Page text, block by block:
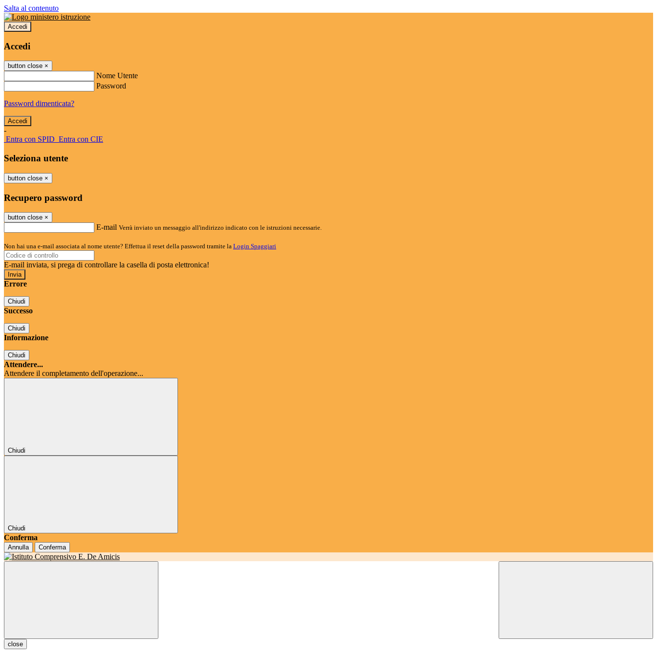
Salta al contenuto
Accedi
Accedi
button close ×
Nome Utente
Password
Password dimenticata?
-
Entra con SPID Entra con CIE
Seleziona utente
button close ×
Recupero password
button close ×
E-mail Verrà inviato un messaggio all'indirizzo indicato con le istruzioni necessarie.
Non hai una e-mail associata al nome utente? Effettua il reset della password tramite la Login Spaggiari
E-mail inviata, si prega di controllare la casella di posta elettronica!
Errore
Chiudi
Successo
Chiudi
Informazione
Chiudi
Attendere...
Attendere il completamento dell'operazione...
Chiudi
Chiudi
Conferma
Annulla Conferma
close